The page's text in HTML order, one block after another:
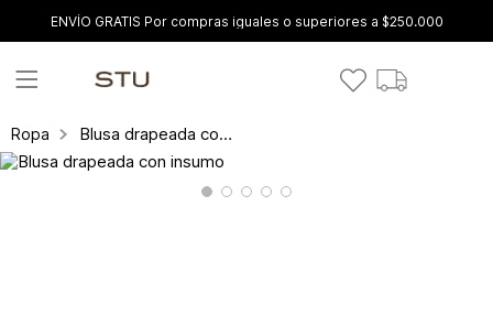
ENVÍO GRATIS Por compras iguales o superiores a $250.000
Ropa Blusa drapeada con insumo